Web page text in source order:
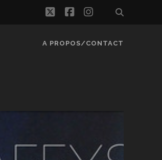
twitterfacebook
instagram
A PROPOS/CONTACT